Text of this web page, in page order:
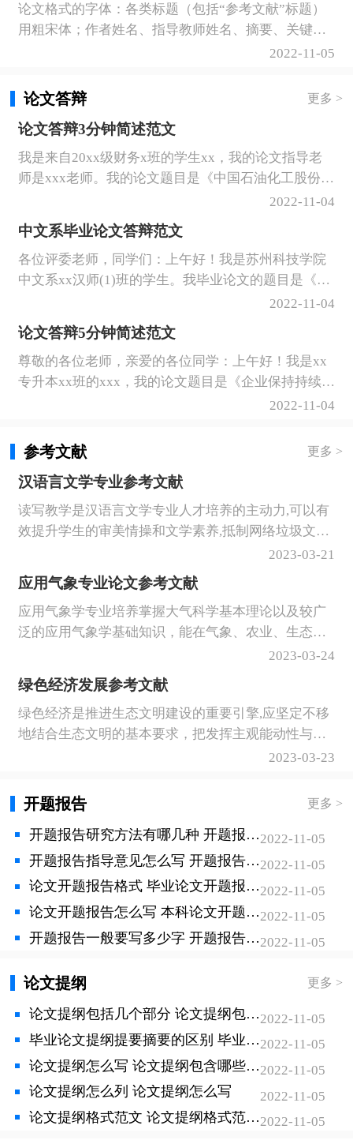
进度安排是否合理，特别要注意学生开题报告中的时
间安排与本人下发的任务书规定的时间安排要相呼
论文格式的字体：各类标题（包括“参考文献”标题）
用粗宋体；作者姓名、指导教师姓名、摘要、关键
词、图表名、参考文献内容用楷体；正文、图表、页
字体。
2022-11-05
论文答辩 更多 >
论文答辩3分钟简述范文
我是来自20xx级财务x班的学生xx，我的论文指导老
师是xxx老师。我的论文题目是《中国石油化工股份有
限公司财务分析》，虽然做财务分析的人很多，但我
仍选择了做财务分析，主要是基于自己的兴趣爱好；
同时，也是为了系统的学习这部分理论知识并用于指
导实践。
2022-11-04
中文系毕业论文答辩范文
各位评委老师，同学们：上午好！我是苏州科技学院
中文系xx汉师(1)班的学生。我毕业论文的题目是《试
论凌叔华笔下的女性意识》，我的指导老师是何清老
师。我当时之所以选择研究凌叔华的女性意识是因
为：在五四时期的作家中，凌叔华是给了我别样感受
的一个女作家。
2022-11-04
论文答辩5分钟简述范文
尊敬的各位老师，亲爱的各位同学：上午好！我是xx
专升本xx班的xxx，我的论文题目是《企业保持持续盈
利能力研究》。这篇论文是在我的指导老师xxx老师的
进行了详细的修改和指正，并给予我许多宝贵的意见
和建议。
2022-11-04
参考文献 更多 >
汉语言文学专业参考文献
读写教学是汉语言文学专业人才培养的主动力,可以有
效提升学生的审美情操和文学素养,抵制网络垃圾文化
的侵害,厚植爱国情怀,还可以培养学生良好的语感,储
备丰富的语料。
2023-03-21
应用气象专业论文参考文献
应用气象学专业培养掌握大气科学基本理论以及较广
泛的应用气象学基础知识，能在气象、农业、生态、
环保、航空、海洋、水文、能源、国防、环境生态保
护、防灾减灾、高等院校、科研院所以及政府有关机
构等从事相关应用气象业务、科研、教学和管理等工
作，具有创新能力且掌握现代信息技术手段的高级专
门人才。今天我们整理了一波该专业相关的论文参考
2023-03-24
绿色经济发展参考文献
绿色经济是推进生态文明建设的重要引擎,应坚定不移
地结合生态文明的基本要求，把发挥主观能动性与尊
重客观规律结合起来。构建科学合理的绿色产业体
色经济的持续、健康及长远的发展。
2023-03-23
开题报告 更多 >
开题报告研究方法有哪几种 开题报告的研究方法都有哪些2022-11-05
开题报告指导意见怎么写 开题报告老师指导意见2022-11-05
论文开题报告格式 毕业论文开题报告的规范格式2022-11-05
论文开题报告怎么写 本科论文开题报告怎么写2022-11-05
开题报告一般要写多少字 开题报告需要写多少字2022-11-05
论文提纲 更多 >
论文提纲包括几个部分 论文提纲包括多少个部分2022-11-05
毕业论文提纲提要摘要的区别 毕业论文提纲提要摘要的区别有哪些2022-11-05
论文提纲怎么写 论文提纲包含哪些内容2022-11-05
论文提纲怎么列 论文提纲怎么写 2022-11-05
论文提纲格式范文 论文提纲格式范文三篇2022-11-05